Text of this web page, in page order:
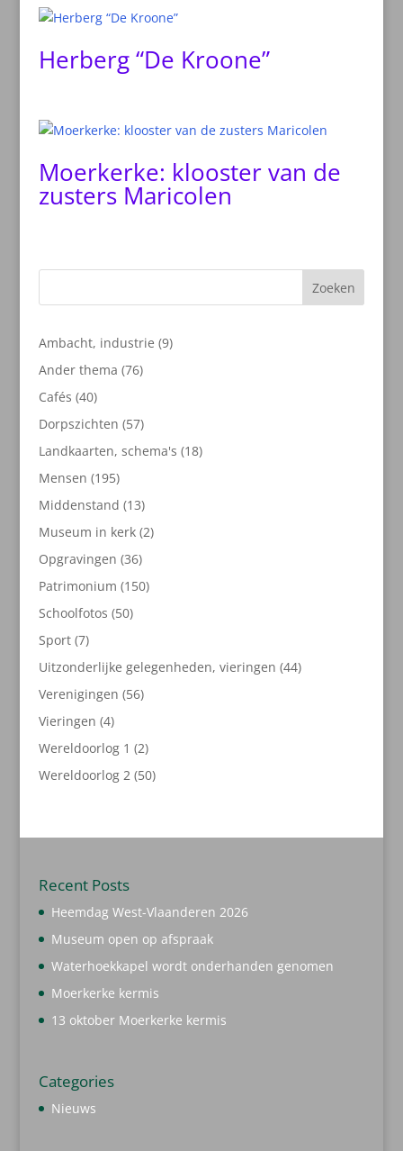
Herberg “De Kroone”
Moerkerke: klooster van de
zusters Maricolen
Zoeken
Ambacht, industrie 99
Ander thema 7676
Cafés 4040
producten
Dorpszichten 5757
producten
Landkaarten, schema's 1818
Mensen 195195
producten
Middenstand 1313
producten
Museum in kerk 22
Opgravingen 3636
producten
Patrimonium 150150
Schoolfotos 5050
Sport 77
producten
Uitzonderlijke gelegenheden, vieringen 4444
Verenigingen 5656
Vieringen 44
producten
Wereldoorlog 1 22
producten
Wereldoorlog 2 5050
Recent Posts
Heemdag West-Vlaanderen 2026
Museum open op afspraak
Waterhoekkapel wordt onderhanden genomen
Moerkerke kermis
13 oktober Moerkerke kermis
Categories
Nieuws